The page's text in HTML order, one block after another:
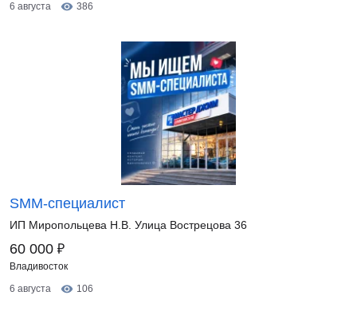
6 августа
386
SMM-специалист
ИП Миропольцева Н.В. Улица Вострецова 36
60 000 ₽
Владивосток
6 августа
106